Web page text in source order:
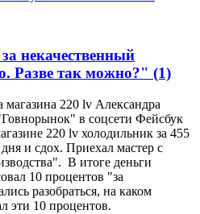
некачественный
Разве так можно?" (1)
220 lv Александра
в соцсети Фейсбук
220 lv холодильник за 455
и сдох. Приехал мастер с
В итоге деньги
10 процентов "за
разобраться, на каком
эти 10 процентов.